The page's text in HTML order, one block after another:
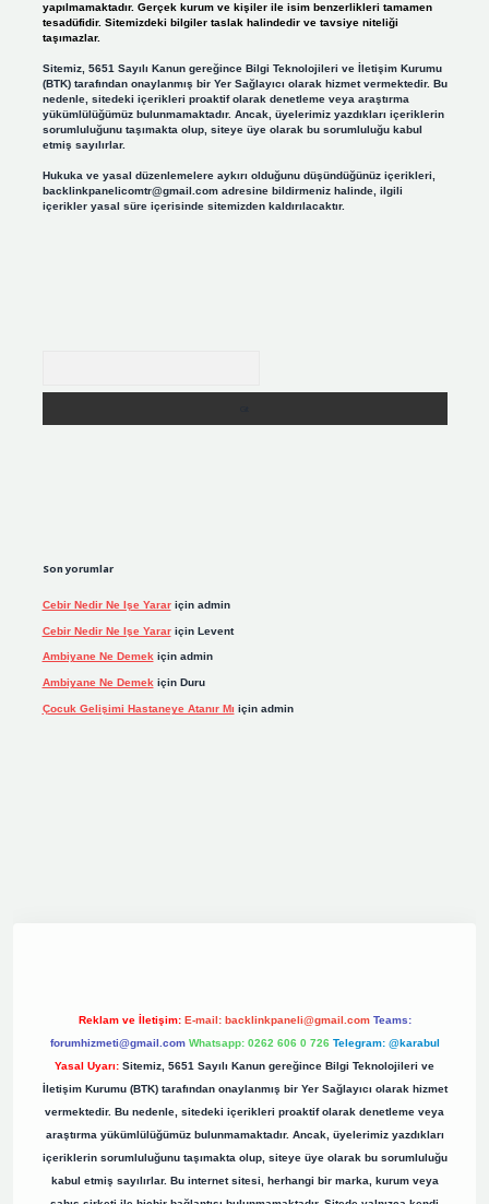
yapılmamaktadır. Gerçek kurum ve kişiler ile isim benzerlikleri tamamen
tesadüfidir. Sitemizdeki bilgiler taslak halindedir ve tavsiye niteliği
taşımazlar.
Sitemiz, 5651 Sayılı Kanun gereğince Bilgi Teknolojileri ve İletişim Kurumu
(BTK) tarafından onaylanmış bir Yer Sağlayıcı olarak hizmet vermektedir. Bu
nedenle, sitedeki içerikleri proaktif olarak denetleme veya araştırma
yükümlülüğümüz bulunmamaktadır. Ancak, üyelerimiz yazdıkları içeriklerin
sorumluluğunu taşımakta olup, siteye üye olarak bu sorumluluğu kabul
etmiş sayılırlar.
Hukuka ve yasal düzenlemelere aykırı olduğunu düşündüğünüz içerikleri,
backlinkpanelicomtr@gmail.comadresine bildirmeniz halinde, ilgili
içerikler yasal süre içerisinde sitemizden kaldırılacaktır.
Son yorumlar
Cebir Nedir Ne Işe Yarariçin admin
Cebir Nedir Ne Işe Yarariçin Levent
Ambiyane Ne Demekiçin admin
Ambiyane Ne Demek için Duru
Çocuk Gelişimi Hastaneye Atanır Mı için admin
Reklam ve İletişim: E-mail: backlinkpaneli@gmail.com Teams:
forumhizmeti@gmail.com Whatsapp: 0262 606 0 726 Telegram: @karabul
Yasal Uyarı: Sitemiz, 5651 Sayılı Kanun gereğince Bilgi Teknolojileri ve
İletişim Kurumu (BTK) tarafından onaylanmış bir Yer Sağlayıcı olarak hizmet
vermektedir. Bu nedenle, sitedeki içerikleri proaktif olarak denetleme veya
araştırma yükümlülüğümüz bulunmamaktadır. Ancak, üyelerimiz yazdıkları
içeriklerin sorumluluğunu taşımakta olup, siteye üye olarak bu sorumluluğu
kabul etmiş sayılırlar. Bu internet sitesi, herhangi bir marka, kurum veya